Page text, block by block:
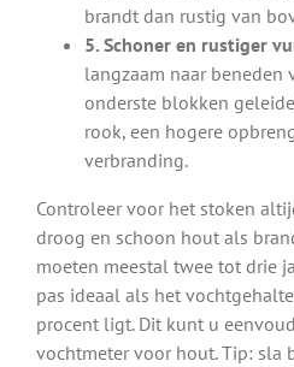
brandt dan rustig van
5. Schoner en rustiger
langzaam naar beneden
onderste blokken
rook, een hogere
verbranding.
Controleer voor het stoken
droog en schoon hout als
moeten meestal twee tot drie
pas ideaal als het
procent ligt. Dit kunt u
vochtmeter voor hout. Tip: sla